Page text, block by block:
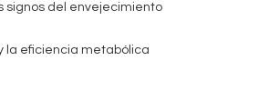
signos del envejecimiento
la eficiencia metabólica